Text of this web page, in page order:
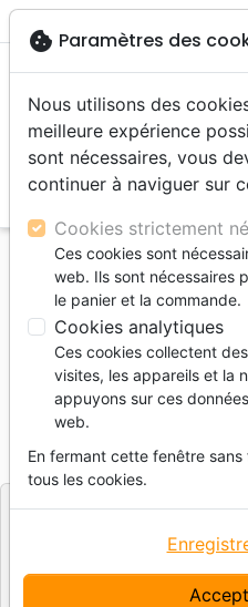
menu
Accueil Livres
DE LA RUE SAINT-
DE LA RUE SAINT-
CHRIST
PFLIEGER CHRISTINE
Référence
EditeurBaudelaire
cookie Paramètres des
Nous utilisons des
meilleure expérience
sont nécessaires, vous
continuer à naviguer sur
Cookies strictement
Ces cookies sont
web. Ils sont nécessaires
le panier et la commande.
Cookies analytiques
Ces cookies collectent
visites, les appareils et la
appuyons sur ces
web.
En fermant cette fenêtre
tous les cookies.